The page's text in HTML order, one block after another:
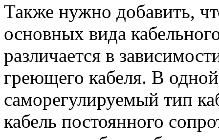
Также нужно добавить,
основных вида
различается в
греющего кабеля. В одной
саморегулируемый тип
кабель постоянного